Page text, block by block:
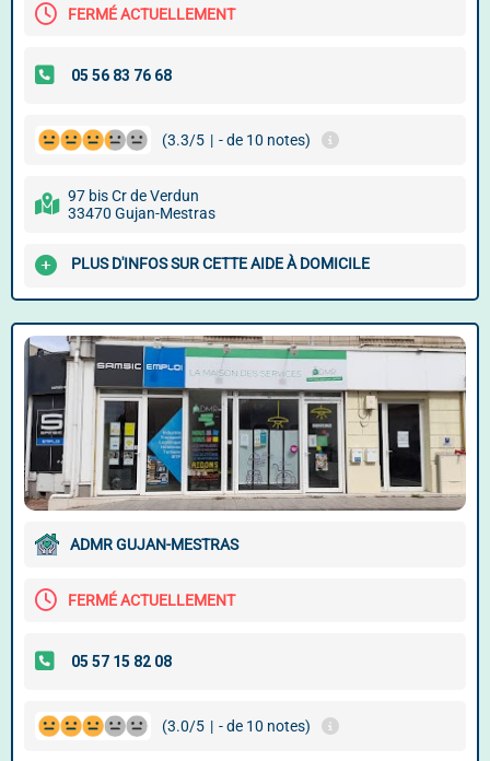
FERMÉ ACTUELLEMENT
(3.3/5 | - de 10 notes)
97 bis Cr de Verdun
33470 Gujan-Mestras
PLUS D'INFOS SUR CETTE AIDE À DOMICILE
ADMR GUJAN-MESTRAS
FERMÉ ACTUELLEMENT
(3.0/5 | - de 10 notes)